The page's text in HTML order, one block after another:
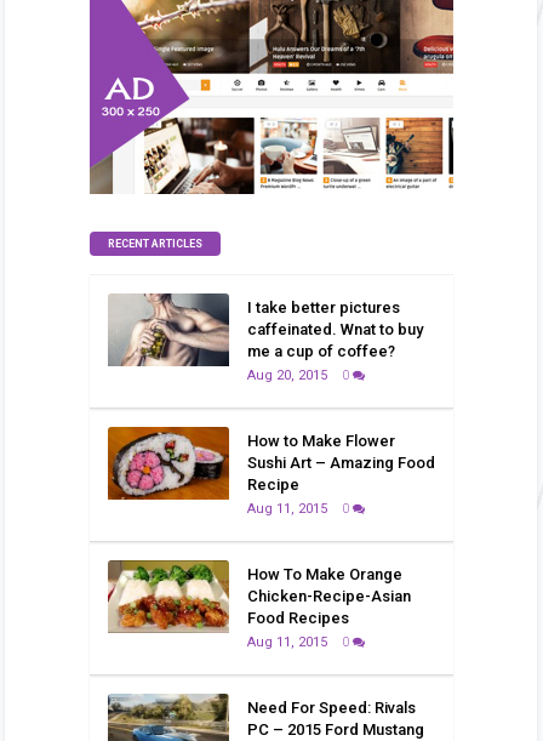
RECENT ARTICLES
I take better pictures
caffeinated. Wnat to buy
me a cup of coffee?
Aug 20, 2015 0
How to Make Flower
Sushi Art – Amazing Food
Recipe
Aug 11, 2015 0
How To Make Orange
Chicken-Recipe-Asian
Food Recipes
Aug 11, 2015 0
Need For Speed: Rivals
PC – 2015 Ford Mustang